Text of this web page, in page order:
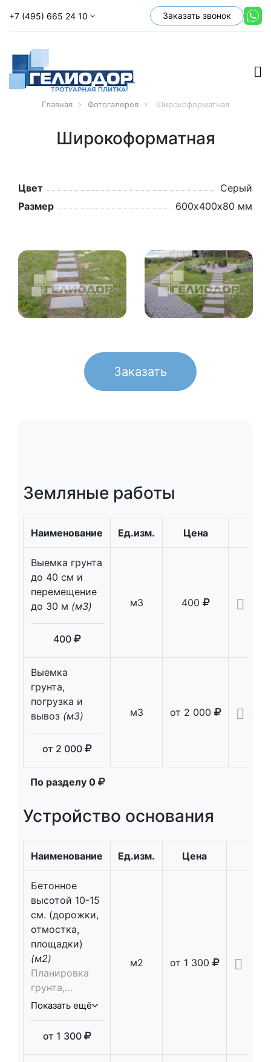
+7 (495) 665 24 10 Заказать звонок
Главная Фотогалерея Широкоформатная
Широкоформатная
Цвет
Серый
Размер
600х400х80 мм
Заказать
Земляные работы
Наименование Ед.изм. Цена
Выемка грунта
до 40 см и
перемещение
до 30 м (м3)
400
м3 400
Выемка
грунта,
погрузка и
вывоз (м3)
от 2 000
м3 от 2 000
По разделу 0
Устройство основания
Наименование Ед.изм. Цена
Бетонное
высотой 10-15
см. (дорожки,
отмостка,
площадки)
(м2)
Планировка
грунта,
устройство
основания
Показать ещё
от 1 300
м2 от 1 300